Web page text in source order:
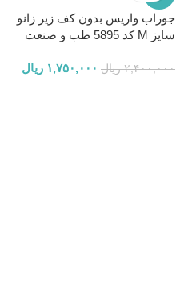
جوراب واریس بدون کف زیر زانو
سایز M کد 5895 طب و صنعت
۲,۴۰۰,۰۰۰ ریال ۱,۷۵۰,۰۰۰ ریال